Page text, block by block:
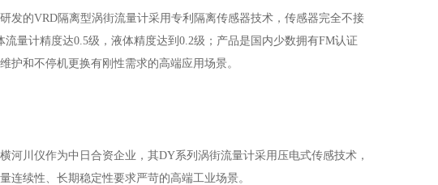
发的VRD隔离型涡街流量计采用专利隔离传感器技术，传感器完全不接
量计精度达0.5级，液体精度达到0.2级；产品是国内少数拥有FM认证
护和不停机更换有刚性需求的高端应用场景。
河川仪作为中日合资企业，其DY系列涡街流量计采用压电式传感技术，
连续性、长期稳定性要求严苛的高端工业场景。